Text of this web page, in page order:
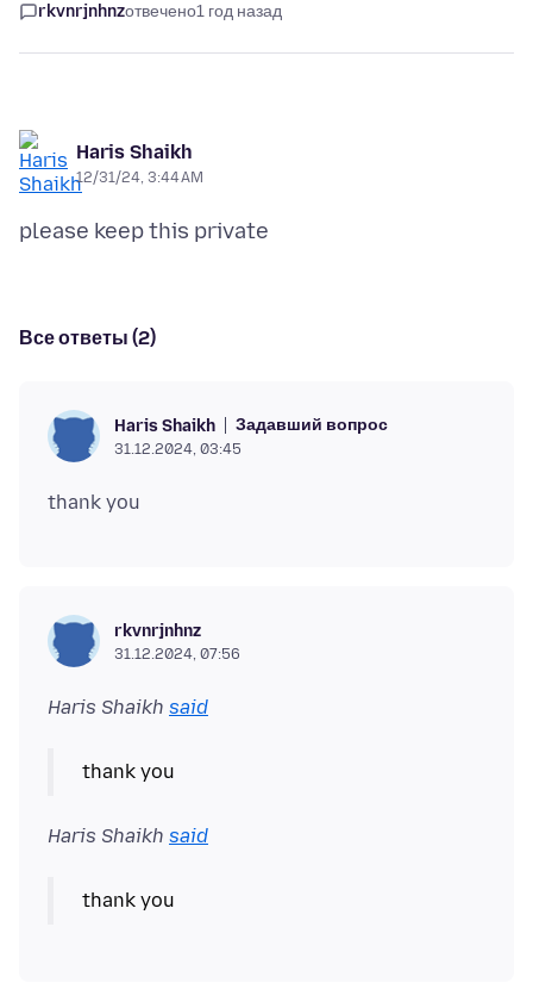
rkvnrjnhnzотвечено1 год назад
Haris Shaikh
12/31/24, 3:44 AM
Все ответы (2)
Haris Shaikh Задавший вопрос
31.12.2024, 03:45
rkvnrjnhnz
31.12.2024, 07:56
Haris Shaikh said
Haris Shaikh said